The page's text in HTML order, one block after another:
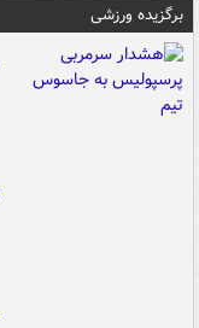
برگزیده ورزشی